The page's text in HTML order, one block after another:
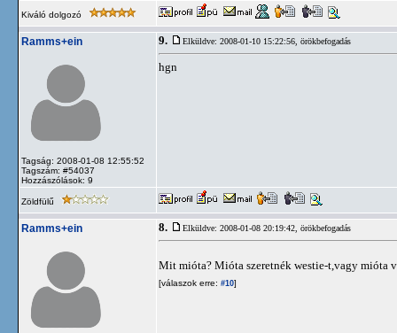
Kiváló dolgozó
Ramms+ein
Tagság: 2008-01-08 12:55:52
Tagszám: #54037
Hozzászólások: 9
9. Elküldve: 2008-01-10 15:22:56, örökbefogadás
hgn
Zöldfülű
Ramms+ein 8. Elküldve: 2008-01-08 20:19:42, örökbefogadás
Mit mióta? Mióta szeretnék westie-t,vagy mióta
[válaszok erre: #10]